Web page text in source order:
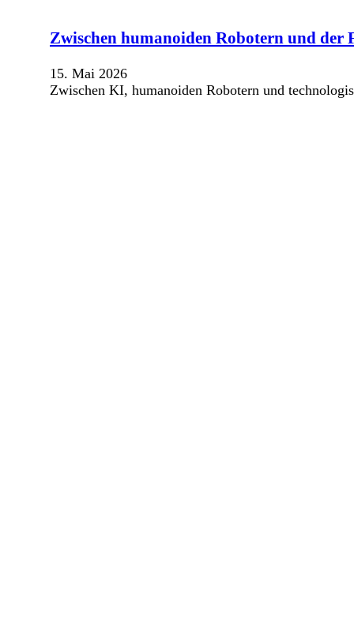
Zwischen humanoiden Robotern und der
15. Mai 2026
Zwischen KI, humanoiden Robotern und